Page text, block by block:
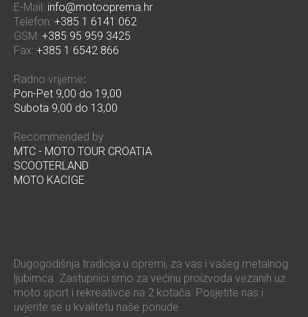
E-Mail: info@motooprema.hr
Telefon: +385 1 6141 062
GSM: +385 95 959 3425
Fax: +385 1 6542 866
Radno vrijeme:
Pon-Pet 9,00 do 19,00
Subota 9,00 do 13,00
Recommended by
MTC - MOTO TOUR CROATIA
SCOOTERLAND
MOTO KACIGE
Dugogodišnja tradicija u opremi, za vas i vašeg metalnog
ljubimca. Zastupnici smo za većinu proizvoda vezanih uz
moto sport i rekreativce na 2 kotača. Posjetite nas i
uvjerite se u kvalitetu naše ponude.